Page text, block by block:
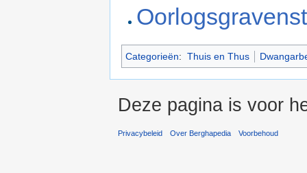
Categorieën: Thuis en Thus
Deze pagina is voor
Privacybeleid Over Berghapedia Voorbehoud